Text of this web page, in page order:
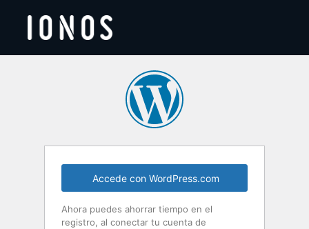
Accede con WordPress.com
Ahora puedes ahorrar tiempo en el
registro, al conectar tu cuenta de